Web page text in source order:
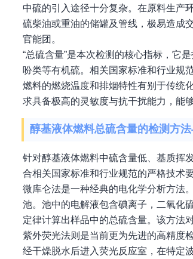
中硫的引入途径十分复杂。在原料生产
硫柴油或重油的储罐及管线，极易造成
官能团。
“总硫含量”是本次检测的核心指标，它
吩类等有机硫。相关国家标准和行业规
燃料的燃烧温度和排烟特性有别于传统
求具备极高的灵敏度与抗干扰能力，能
醇基液体燃料总硫含量的检测方
针对醇基液体燃料中硫含量低、基质挥
合相关国家标准和行业规范的严格技术要
微库仑法是一种经典的电化学分析方法
池。池中的电解液包含碘离子，二氧化
定律计算出样品中的总硫含量。该方法
紫外荧光法则是当前更为先进的高精度
经干燥脱水后进入荧光反应室，在特定